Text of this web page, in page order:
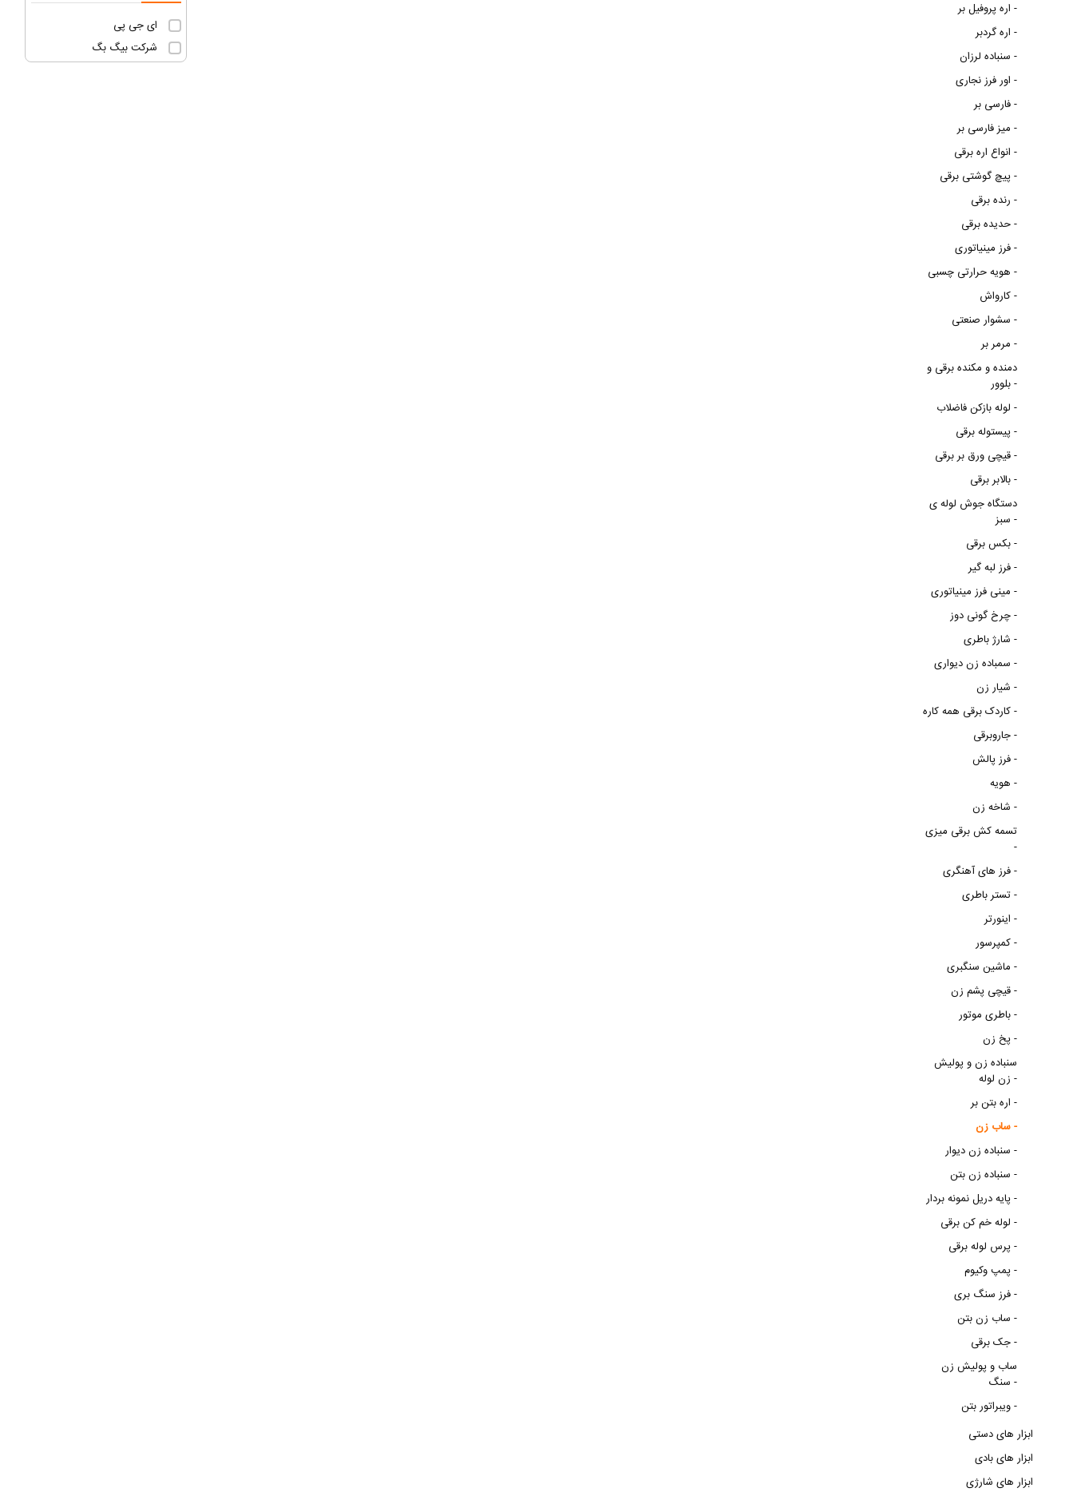
ای جی پی
شرکت بیگ بگ
اره پروفیل بر -
اره گردبر -
سنباده لرزان -
اور فرز نجاری -
فارسی بر -
میز فارسی بر -
انواع اره برقی -
پیچ گوشتی برقی -
رنده برقی -
حدیده برقی -
فرز مینیاتوری -
هویه حرارتی چسبی -
کارواش -
سشوار صنعتی -
مرمر بر -
دمنده و مکنده برقی و
بلوور -
لوله بازکن فاضلاب -
پیستوله برقی -
قیچی ورق بر برقی -
بالابر برقی -
دستگاه جوش لوله ی
سبز -
بکس برقی -
فرز لبه گیر -
مینی فرز مینیاتوری -
چرخ گونی دوز -
شارژ باطری -
سمباده زن دیواری -
شیار زن -
کاردک برقی همه کاره -
جاروبرقی -
فرز پالش -
هویه -
شاخه زن -
تسمه کش برقی میزی
-
فرز های آهنگری -
تستر باطری -
اینورتر -
کمپرسور -
ماشین سنگبری -
قیچی پشم زن -
باطری موتور -
پخ زن -
سنباده زن و پولیش
زن لوله -
اره بتن بر -
ساب زن -
سنباده زن دیوار -
سنباده زن بتن -
پایه دریل نمونه بردار -
لوله خم کن برقی -
پرس لوله برقی -
پمپ وکیوم -
فرز سنگ بری -
ساب زن بتن -
جک برقی -
ساب و پولیش زن
سنگ -
ویبراتور بتن -
ابزار های دستی
ابزار های بادی
ابزار های شارژی